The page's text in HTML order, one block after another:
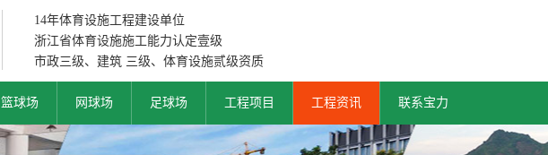
14年体育设施工程建设单位
浙江省体育设施施工能力认定壹级
市政三级、建筑 三级、体育设施贰级资质
篮球场 网球场 足球场 工程项目 工程资讯 联系宝力